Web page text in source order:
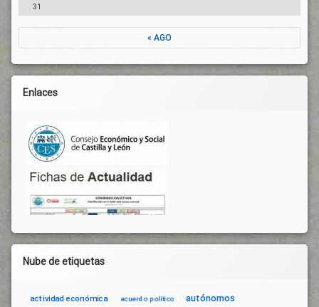
31
« AGO
Enlaces
Nube de etiquetas
actividad económica acuerdo político autónomos